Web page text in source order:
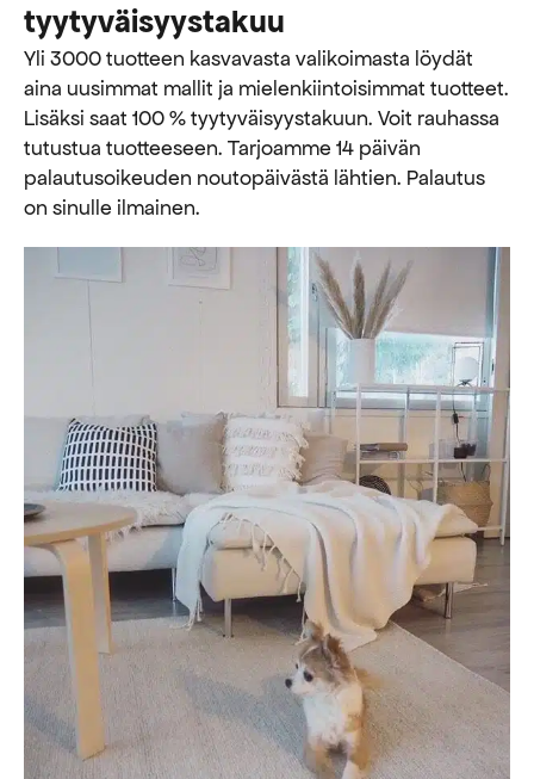
tyytyväisyystakuu
Yli 3000 tuotteen kasvavasta valikoimasta löydät
aina uusimmat mallit ja mielenkiintoisimmat tuotteet.
Lisäksi saat 100 % tyytyväisyystakuun. Voit rauhassa
tutustua tuotteeseen. Tarjoamme 14 päivän
palautusoikeuden noutopäivästä lähtien. Palautus
on sinulle ilmainen.